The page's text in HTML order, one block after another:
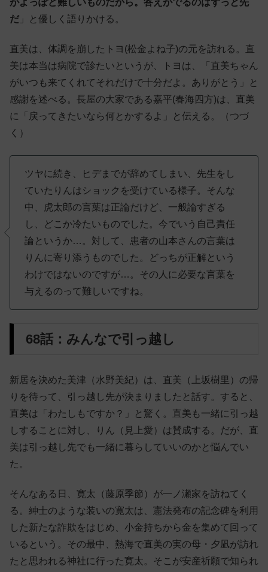
がよっぽど難しいものだから。答えがでるのはずっと先
だ 」と優しく語りかける。
直美は、体調を崩したトヨ(松金よね子)の元を訪れる。直
美は本当は病院で診たいというが、トヨは、「直美ちゃん
がいつも来てくれてそれだけで十分だよ。ありがとう」と
感謝を述べる。長屋の大家である嘉平(春海四方)は、直美
に「戻ってきたいなら何とかするよ」と伝える。（つづ
く）
ツヤに続き、ヒデまでが辞めてしまい、先生をし
ていたりんはショックを受けている様子。そんな
中、虎太郎の言葉は正論だけど、一般論すぎる
し、どこか冷たいものでした。今でいう自己責任
論というか…。対して、患者の山本さんの言葉は
りんに寄り添うものでした。どっちが正解という
わけではないのですが…。その人に必要な言葉を
与えるのって難しいですね。
68話：みんなで引っ越し
新居を決めた美津（水野美紀）は、直美（上坂樹里）の帰
りを待って、引っ越し先が決まりましたと話す。すると、
直美は「わたしもですか？」と驚く。直美も一緒に引っ越
しすることに対し、りん（見上愛）は賛成する。だが、直
美は引っ越し先でも一緒に暮らしていいのかと悩んでい
た。
そんなある日、寛太（藤原季節）が一ノ瀬家を訪ねてく
る。紳士のような装いの寛太は、憲法発布の記念碑を利用
した新たな詐欺をはじめ、小金持ちから金を集めて回って
いるという。その最中、熱海で直美の実の母・夕凪が訪れ
たと思われる神社に行った寛太。そこが安産祈願で知られ